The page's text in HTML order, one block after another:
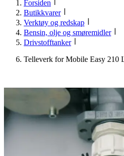
Forsiden
Butikkvarer
Verktøy og redskap
Bensin, olje og smøremidler
Drivstofftanker
Telleverk for Mobile Easy 210